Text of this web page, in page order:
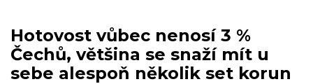
Hotovost vůbec nenosí 3 %
Čechů, většina se snaží mít u
sebe alespoň několik set korun